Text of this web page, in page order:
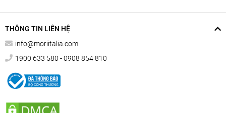
THÔNG TIN LIÊN HỆ
info@moriitalia.com
1900 633 580 - 0908 854 810